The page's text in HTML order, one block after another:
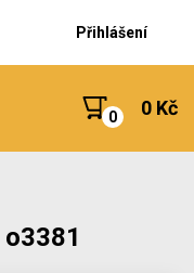
Přihlášení
0 Kč